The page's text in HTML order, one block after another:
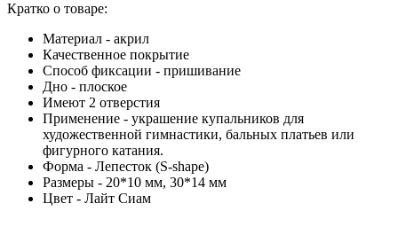
Кратко о товаре:
Материал - акрил
Качественное покрытие
Способ фиксации - пришивание
Дно - плоское
Имеют 2 отверстия
Применение - украшение купальников для
художественной гимнастики, бальных платьев или
фигурного катания.
Форма - Лепесток (S-shape)
Размеры - 20*10 мм, 30*14 мм
Цвет - Лайт Сиам